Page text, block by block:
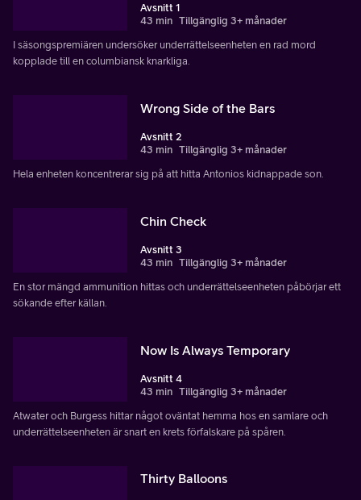
Avsnitt 1
43 min Tillgänglig 3+ månader
I säsongspremiären undersöker underrättelseenheten en rad mord
kopplade till en columbiansk knarkliga.
Wrong Side of the Bars
Avsnitt 2
43 min Tillgänglig 3+ månader
Hela enheten koncentrerar sig på att hitta Antonios kidnappade son.
Chin Check
Avsnitt 3
43 min Tillgänglig 3+ månader
En stor mängd ammunition hittas och underrättelseenheten påbörjar ett
sökande efter källan.
Now Is Always Temporary
Avsnitt 4
43 min Tillgänglig 3+ månader
Atwater och Burgess hittar något oväntat hemma hos en samlare och
underrättelseenheten är snart en krets förfalskare på spåren.
Thirty Balloons